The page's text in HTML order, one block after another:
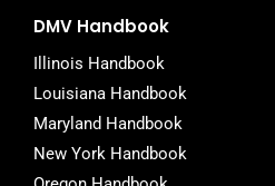
DMV Handbook
Illinois Handbook
Louisiana Handbook
Maryland Handbook
New York Handbook